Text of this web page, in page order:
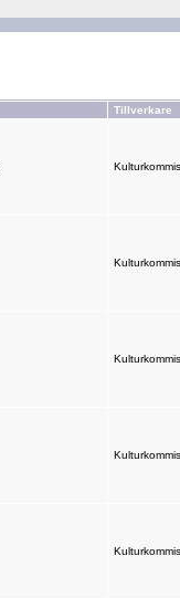
Tillverkare